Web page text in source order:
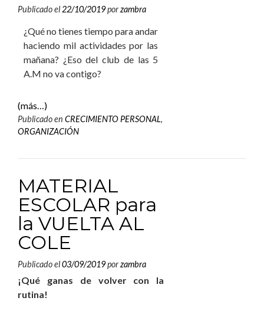
Publicado el22/10/2019porzambra
¿Qué no tienes tiempo para andar
haciendo mil actividades por las
mañana? ¿Eso del club de las 5
A.M no va contigo?
(más…)
Publicado en CRECIMIENTO PERSONAL,
ORGANIZACIÓN
MATERIAL
ESCOLAR para
la VUELTA AL
COLE
Publicado el03/09/2019porzambra
¡Qué ganas de volver con la
rutina!